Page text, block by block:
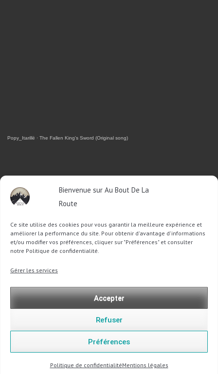
Bienvenue sur Au Bout De La
Route
Ce site utilise des cookies pour vous garantir la meilleure expérience et
améliorer la performance du site. Pour obtenir d'avantage d'informations
et/ou modifier vos préférences, cliquer sur "Préférences" et consulter
notre Politique de confidentialité.
Gérer les services
Accepter
Refuser
Préférences
Politique de confidentialitéMentions légales
Popy_Itarillë · The Fallen King's Sword (Original song)
RETROUVEZ-MOI SUR FACEBOOK
OU SUR TWITTER
Follow @Sophie_ABDLRTweet to @Sophie_ABDLR
:
Copyright @ 2013-2026 Au Bout De La Route |Mentions légales